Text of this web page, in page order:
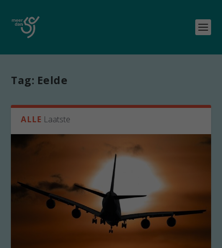
Tag: Eelde
ALLE Laatste